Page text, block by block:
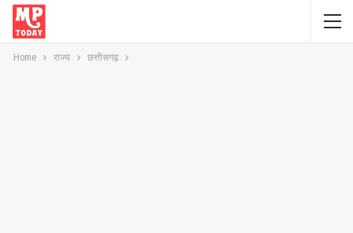
Home राज्य छत्तीसगढ़